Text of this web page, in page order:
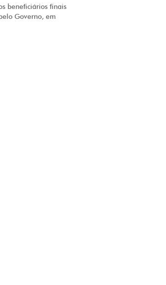
beneficiários finais
Governo, em